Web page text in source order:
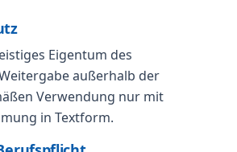
Eigentum des
außerhalb der
Verwendung nur mit
in Textform.